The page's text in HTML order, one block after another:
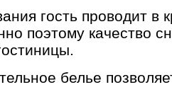
гость проводит в
поэтому качество
белье